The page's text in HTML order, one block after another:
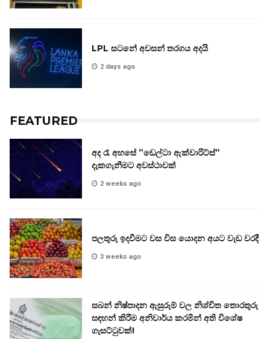
LPL සටනේ අවසන් තරගය අදයි
2 days ago
FEATURED
අද රෑ අහසේ ”ඩෙල්ටා ඇක්වාරිට්ස්”
දැකගැනීමට අවස්ථාවක්
2 weeks ago
පලතුරු ඉදවීමට වස විස යොදන අයට වැඩ වරදී
3 weeks ago
සබන් නිෂ්පාදන ඇසුරුම් වල නිශ්චිත තොරතුරු
සඳහන් කිරීම අනිවාර්ය කරමින් අති විශේෂ
ගැසට්ටුවක්!